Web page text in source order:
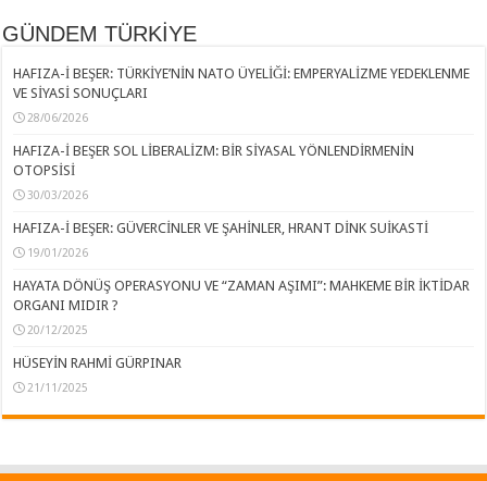
GÜNDEM TÜRKİYE
HAFIZA-İ BEŞER: TÜRKİYE’NİN NATO ÜYELİĞİ: EMPERYALİZME YEDEKLENME
VE SİYASİ SONUÇLARI
28/06/2026
HAFIZA-İ BEŞER SOL LİBERALİZM: BİR SİYASAL YÖNLENDİRMENİN
OTOPSİSİ
30/03/2026
HAFIZA-İ BEŞER: GÜVERCİNLER VE ŞAHİNLER, HRANT DİNK SUİKASTİ
19/01/2026
HAYATA DÖNÜŞ OPERASYONU VE “ZAMAN AŞIMI”: MAHKEME BİR İKTİDAR
ORGANI MIDIR ?
20/12/2025
HÜSEYİN RAHMİ GÜRPINAR
21/11/2025